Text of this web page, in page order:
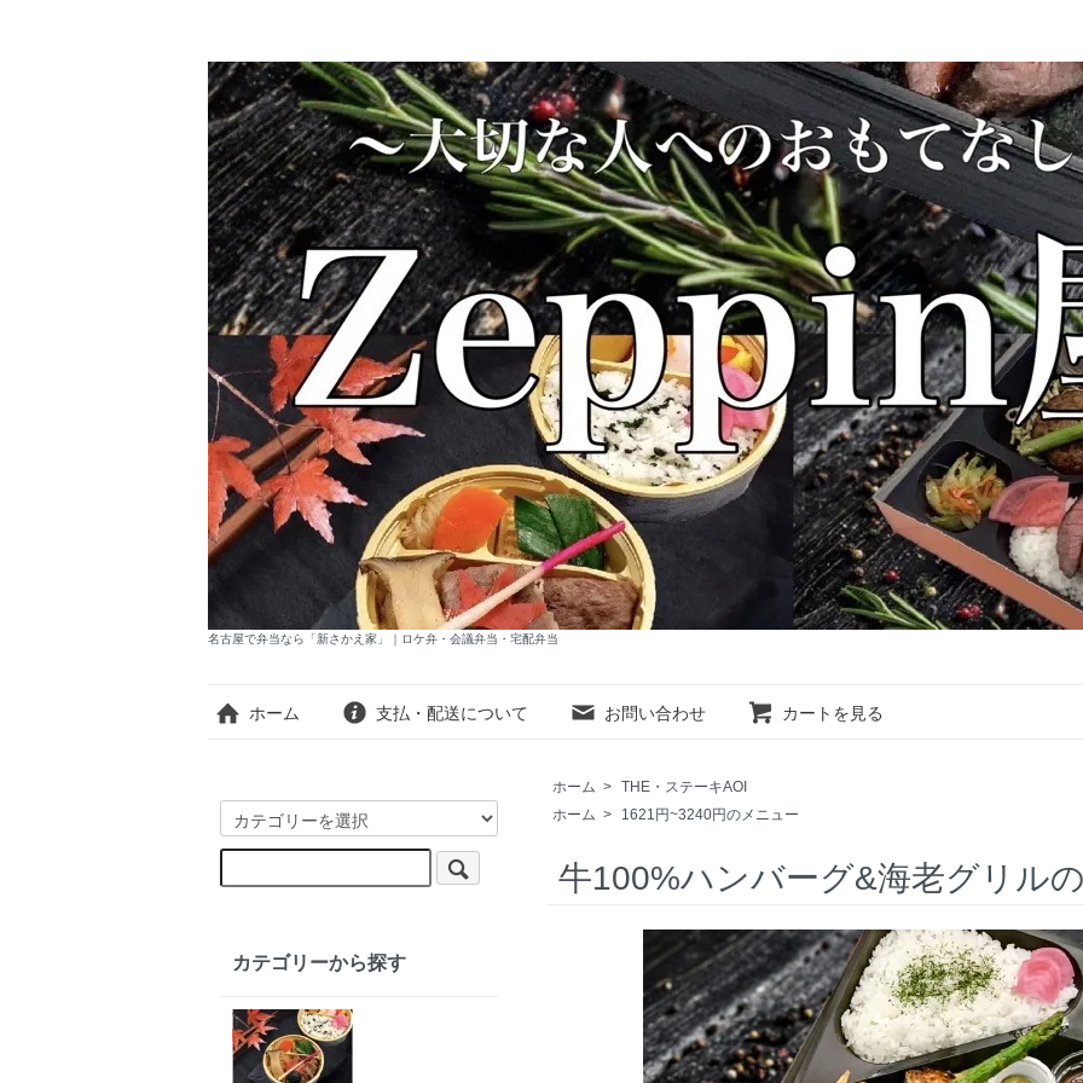
名古屋で弁当なら「新さかえ家」｜ロケ弁・会議弁当・宅配弁当
ホーム 支払・配送について お問い合わせ カートを見る
ホーム > THE・ステーキAOI
ホーム > 1621円~3240円のメニュー
牛100%ハンバーグ&海老グリル
カテゴリーから探す